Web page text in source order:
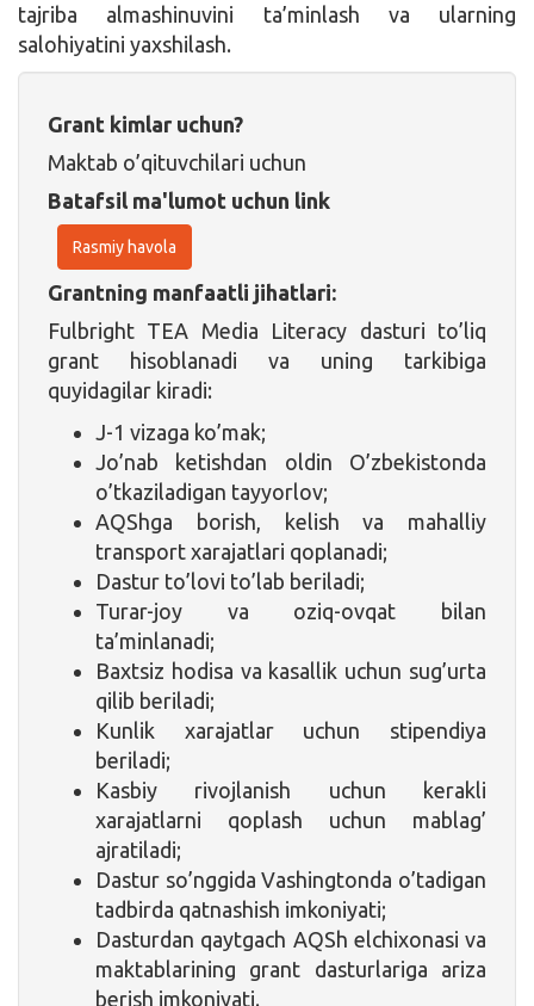
tajriba almashinuvini ta’minlash va ularning
salohiyatini yaxshilash.
Grant kimlar uchun?
Maktab o’qituvchilari uchun
Batafsil ma'lumot uchun link
Rasmiy havola
Grantning manfaatli jihatlari:
Fulbright TEA Media Literacy dasturi to’liq
grant hisoblanadi va uning tarkibiga
quyidagilar kiradi:
J-1 vizaga ko’mak;
Jo’nab ketishdan oldin O’zbekistonda
o’tkaziladigan tayyorlov;
AQShga borish, kelish va mahalliy
transport xarajatlari qoplanadi;
Dastur to’lovi to’lab beriladi;
Turar-joy va oziq-ovqat bilan
ta’minlanadi;
Baxtsiz hodisa va kasallik uchun sug’urta
qilib beriladi;
Kunlik xarajatlar uchun stipendiya
beriladi;
Kasbiy rivojlanish uchun kerakli
xarajatlarni qoplash uchun mablag’
ajratiladi;
Dastur so’nggida Vashingtonda o’tadigan
tadbirda qatnashish imkoniyati;
Dasturdan qaytgach AQSh elchixonasi va
maktablarining grant dasturlariga ariza
berish imkoniyati.